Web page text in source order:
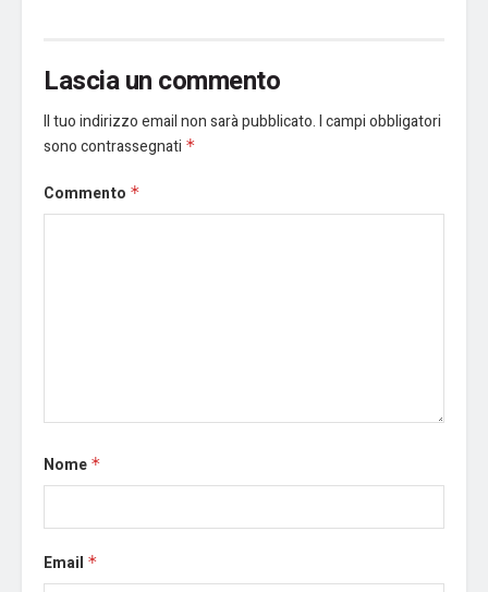
Lascia un commento
Il tuo indirizzo email non sarà pubblicato.I campi obbligatori
sono contrassegnati *
Commento *
Nome *
Email *